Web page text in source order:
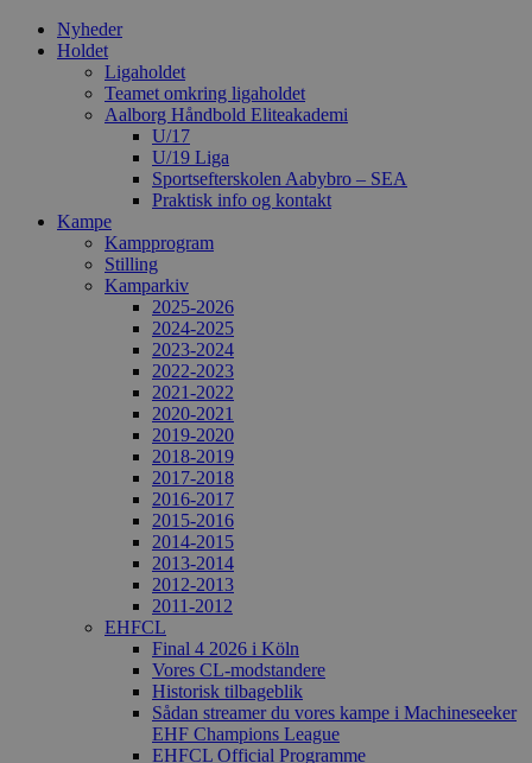
Nyheder
Holdet
Ligaholdet
Teamet omkring ligaholdet
Aalborg Håndbold Eliteakademi
U/17
U/19 Liga
Sportsefterskolen Aabybro – SEA
Praktisk info og kontakt
Kampe
Kampprogram
Stilling
Kamparkiv
2025-2026
2024-2025
2023-2024
2022-2023
2021-2022
2020-2021
2019-2020
2018-2019
2017-2018
2016-2017
2015-2016
2014-2015
2013-2014
2012-2013
2011-2012
EHFCL
Final 4 2026 i Köln
Vores CL-modstandere
Historisk tilbageblik
Sådan streamer du vores kampe i Machineseeker
EHF Champions League
EHFCL Official Programme